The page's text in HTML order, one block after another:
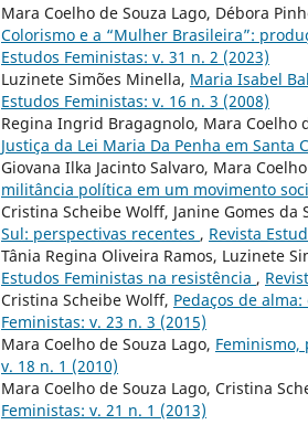
Mara Coelho de Souza Lago, Débora
Colorismo e a “Mulher Brasileira”:
Estudos Feministas: v. 31 n. 2 (2023)
Luzinete Simões Minella, Maria Isabel
Estudos Feministas: v. 16 n. 3 (2008)
Regina Ingrid Bragagnolo, Mara Coelho
Justiça da Lei Maria Da Penha em Santa
Giovana Ilka Jacinto Salvaro, Mara
militância política em um movimento
Cristina Scheibe Wolff, Janine Gomes da
Sul: perspectivas recentes , Revista
Tânia Regina Oliveira Ramos, Luzinete
Estudos Feministas na resistência ,
Cristina Scheibe Wolff, Pedaços de
Feministas: v. 23 n. 3 (2015)
Mara Coelho de Souza Lago, Feminismo,
v. 18 n. 1 (2010)
Mara Coelho de Souza Lago, Cristina
Feministas: v. 21 n. 1 (2013)